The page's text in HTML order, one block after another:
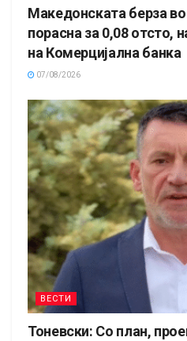
Македонската берза
порасна за 0,08 отсто,
на Комерцијална банка
07/08/2026
ВЕСТИ
Тоневски: Со план,